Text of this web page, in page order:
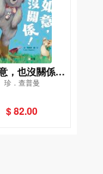
，也沒關係！
雅．繪本館]
珍．查普曼
$ 82.00